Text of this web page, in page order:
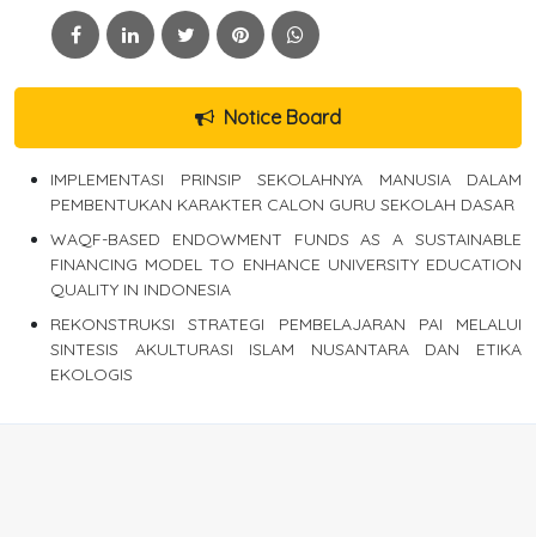
Notice Board
IMPLEMENTASI PRINSIP SEKOLAHNYA MANUSIA DALAM
PEMBENTUKAN KARAKTER CALON GURU SEKOLAH DASAR
WAQF-BASED ENDOWMENT FUNDS AS A SUSTAINABLE
FINANCING MODEL TO ENHANCE UNIVERSITY EDUCATION
QUALITY IN INDONESIA
REKONSTRUKSI STRATEGI PEMBELAJARAN PAI MELALUI
SINTESIS AKULTURASI ISLAM NUSANTARA DAN ETIKA
EKOLOGIS